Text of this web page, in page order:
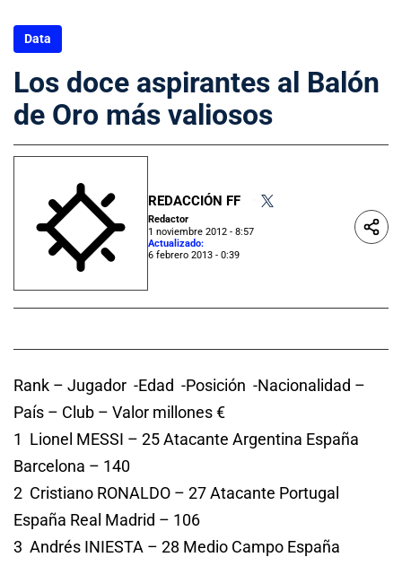
Data
Los doce aspirantes al Balón
de Oro más valiosos
REDACCIÓN FF
Redactor
1 noviembre 2012 - 8:57
Actualizado:
6 febrero 2013 - 0:39
Rank – Jugador -Edad -Posición -Nacionalidad –
País – Club – Valor millones €
1 Lionel MESSI – 25 Atacante Argentina España
Barcelona – 140
2 Cristiano RONALDO – 27 Atacante Portugal
España Real Madrid – 106
3 Andrés INIESTA – 28 Medio Campo España